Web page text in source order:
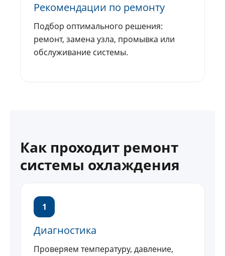
Рекомендации по ремонту
Подбор оптимального решения:
ремонт, замена узла, промывка или
обслуживание системы.
Как проходит ремонт
системы охлаждения
1
Диагностика
Проверяем температуру, давление,